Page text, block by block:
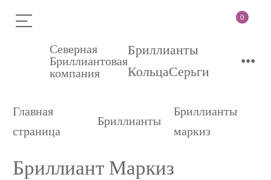
0
Северная
Бриллиантовая
компания
Бриллианты
КольцаСерьги
•••
Главная
страница
Бриллианты
Бриллианты
маркиз
Бриллиант Маркиз